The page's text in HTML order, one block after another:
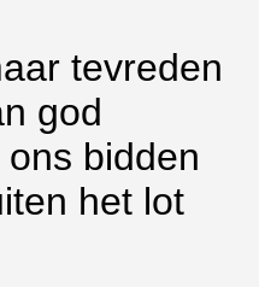
tevreden
god
bidden
het lot